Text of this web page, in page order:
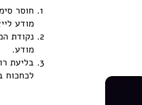
חוסר
מודע
נקודת
מודע.
בליעת
לכחכוח